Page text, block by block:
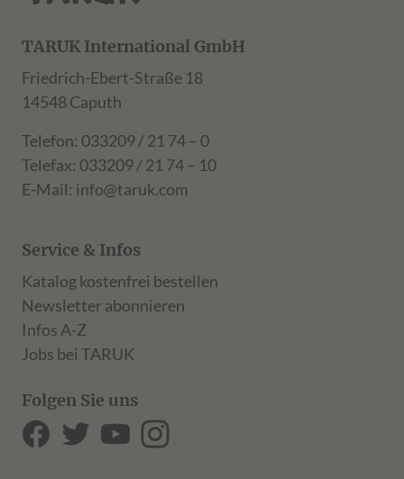
TARUK International GmbH
Friedrich-Ebert-Straße 18
14548 Caputh
Telefon: 033209 / 21 74 – 0
Telefax: 033209 / 21 74 – 10
E-Mail: info@taruk.com
Service & Infos
Katalog kostenfrei bestellen
Newsletter abonnieren
Infos A-Z
Jobs bei TARUK
Folgen Sie uns